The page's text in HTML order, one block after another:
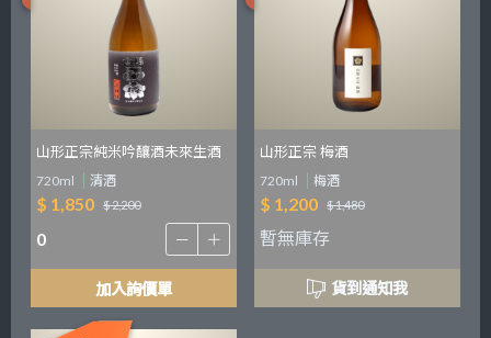
山形正宗純米吟釀酒未來生酒
720ml 清酒
$ 1,850 $ 2,200
加入詢價單
山形正宗 梅酒
720ml 梅酒
$ 1,200 $ 1,480
暫無庫存
貨到通知我